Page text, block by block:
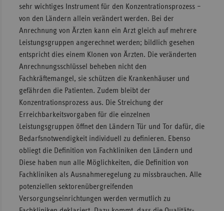
sehr wichtiges Instrument für den Konzentrationsprozess –
von den Ländern allein verändert werden. Bei der
Anrechnung von Ärzten kann ein Arzt gleich auf mehrere
Leistungsgruppen angerechnet werden; bildlich gesehen
entspricht dies einem Klonen von Ärzten. Die veränderten
Anrechnungsschlüssel beheben nicht den
Fachkräftemangel, sie schützen die Krankenhäuser und
gefährden die Patienten. Zudem bleibt der
Konzentrationsprozess aus. Die Streichung der
Erreichbarkeitsvorgaben für die einzelnen
Leistungsgruppen öffnet den Ländern Tür und Tor dafür, die
Bedarfsnotwendigkeit individuell zu definieren. Ebenso
obliegt die Definition von Fachkliniken den Ländern und
Diese haben nun alle Möglichkeiten, die Definition von
Fachkliniken als Ausnahmeregelung zu missbrauchen. Alle
potenziellen sektorenübergreifenden
Versorgungseinrichtungen werden vermutlich zu